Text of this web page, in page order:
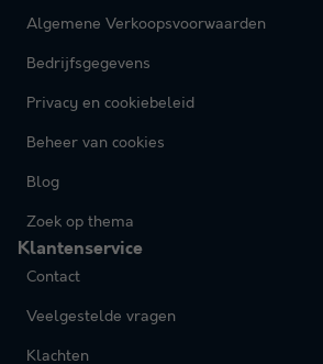
Algemene Verkoopsvoorwaarden
Bedrijfsgegevens
Privacy en cookiebeleid
Beheer van cookies
Blog
Zoek op thema
Klantenservice
Contact
Veelgestelde vragen
Klachten